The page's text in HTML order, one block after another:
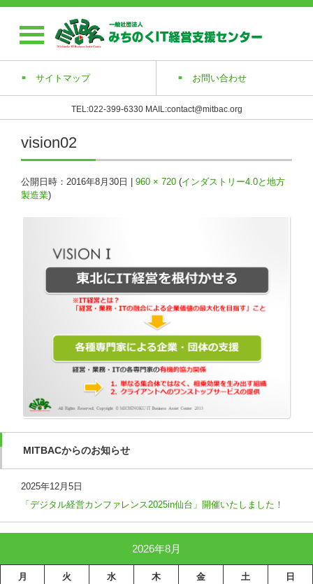
サイトマップ お問い合わせ
TEL:022-399-6330 MAIL:contact@mitbac.org
vision02
公開日時： 2016年8月30日 960 × 720 (インダストリー4.0と地方
製造業)
MITBACからのお知らせ
2025年12月5日
「デジタル経営カンファレンス2025in仙台」開催いたしました！
2026年8月
月 火 水 木 金 土 日